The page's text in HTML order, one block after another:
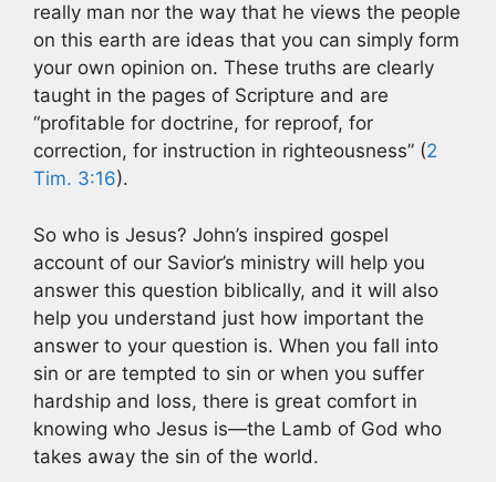
really man nor the way that he views the people
on this earth are ideas that you can simply form
your own opinion on. These truths are clearly
taught in the pages of Scripture and are
“profitable for doctrine, for reproof, for
correction, for instruction in righteousness” (2
Tim. 3:16).
So who is Jesus? John’s inspired gospel
account of our Savior’s ministry will help you
answer this question biblically, and it will also
help you understand just how important the
answer to your question is. When you fall into
sin or are tempted to sin or when you suffer
hardship and loss, there is great comfort in
knowing who Jesus is—the Lamb of God who
takes away the sin of the world.